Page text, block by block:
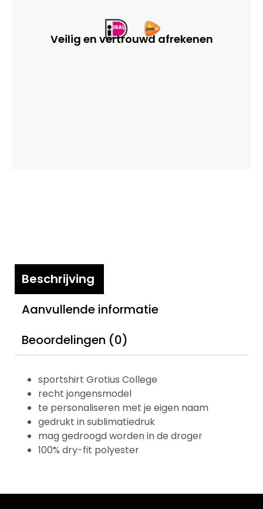
Veilig en vertrouwd afrekenen
Beschrijving
Aanvullende informatie
Beoordelingen (0)
sportshirt Grotius College
recht jongensmodel
te personaliseren met je eigen naam
gedrukt in sublimatiedruk
mag gedroogd worden in de droger
100% dry-fit polyester